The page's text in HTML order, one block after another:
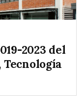
2023 del